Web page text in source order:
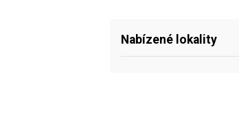
Nabízené lokality